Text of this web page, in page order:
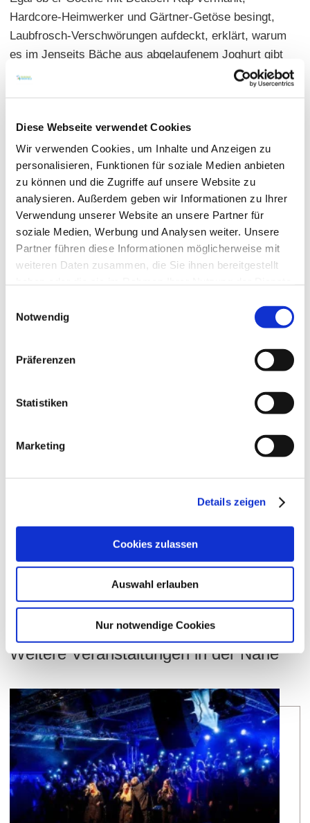
Diese Webseite verwendet Cookies
Wir verwenden Cookies, um Inhalte und Anzeigen zu
personalisieren, Funktionen für soziale Medien anbieten
zu können und die Zugriffe auf unsere Website zu
analysieren. Außerdem geben wir Informationen zu Ihrer
Verwendung unserer Website an unsere Partner für
soziale Medien, Werbung und Analysen weiter. Unsere
Partner führen diese Informationen möglicherweise mit
weiteren Daten zusammen, die Sie ihnen bereitgestellt
Notwendig
Präferenzen
Statistiken
Marketing
Details zeigen
Cookies zulassen
Auswahl erlauben
Nur notwendige Cookies
Hardcore-Heimwerker und Gärtner-Getöse besingt,
Laubfrosch-Verschwörungen aufdeckt, erklärt, warum
es im Jenseits Bäche aus abgelaufenem Joghurt gibt
oder er sich mit kabarettistischer Verve die Politik von
Opposition und Regierung vorknöpft – Tobias Mann
für jeglichen Wahnsinn in der Welt. Da bleibt er sich
treu – gestern genauso wie heute und morgen: EIN
GANZER MANN eben.
Tickets:www.kadh.de
WEITERE INFOS & DOWNLOADS
Weitere Veranstaltungen in der Nähe